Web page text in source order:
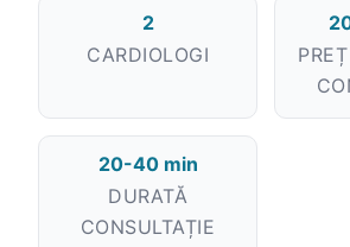
2
CARDIOLOGI
20-40 min
DURATĂ
CONSULTAȚIE
Bună! Spuneți-mi ce căutați — un medic
Toate